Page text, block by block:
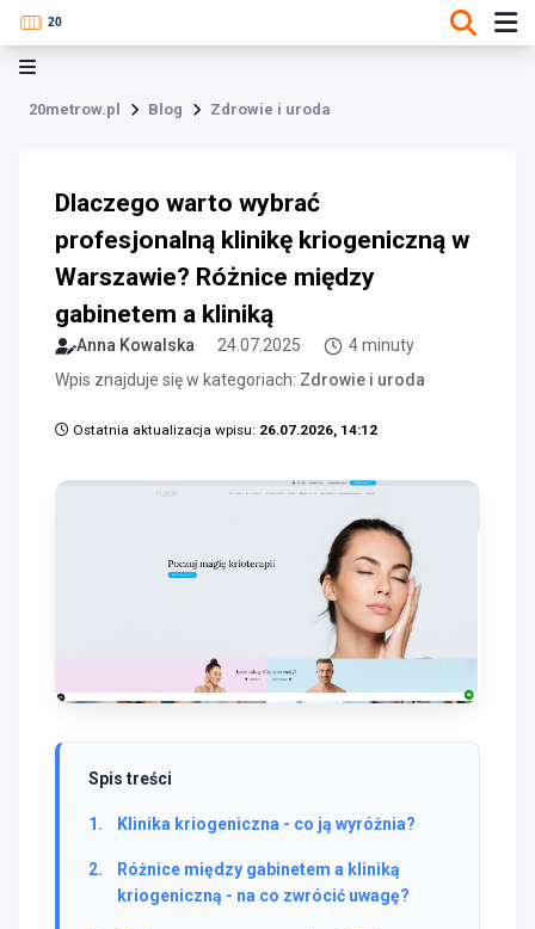
20metrow.pl Blog Zdrowie i uroda
Dlaczego warto wybrać
profesjonalną klinikę kriogeniczną w
Warszawie? Różnice między
gabinetem a kliniką
Anna Kowalska 24.07.2025
4 minuty
Wpis znajduje się w kategoriach: Zdrowie i uroda
Ostatnia aktualizacja wpisu: 26.07.2026, 14:12
Spis treści
Klinika kriogeniczna - co ją wyróżnia?
Różnice między gabinetem a kliniką
kriogeniczną - na co zwrócić uwagę?